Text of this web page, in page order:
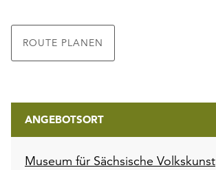
ROUTE PLANEN
ANGEBOTSORT
Museum für Sächsische Volkskunst